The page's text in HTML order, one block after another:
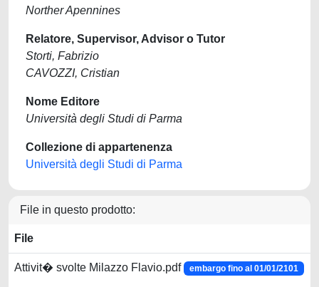
Norther Apennines
Relatore, Supervisor, Advisor o Tutor
Storti, Fabrizio
CAVOZZI, Cristian
Nome Editore
Università degli Studi di Parma
Collezione di appartenenza
Università degli Studi di Parma
File in questo prodotto:
File
Attivit� svolte Milazzo Flavio.pdf embargo fino al 01/01/2101